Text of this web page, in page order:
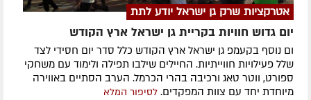
אטרקציות שרק גן ישראל יודע לתת
יום גדוש חוויות בקריית גן ישראל ארץ הקודש
ום נוסף בקעמפ גן ישראל ארץ הקודש כלל סדר יום חסידי לצד
שלל פעילויות חווייתיות. החיילים שילבו תפילה ולימוד עם משחקי
ספורט, ווטר טאג ורכיבה בהרי הכרמל. הערב הסתיים באווירה
מיוחדת יחד עם צוות המפקדים. לסיפור המלא